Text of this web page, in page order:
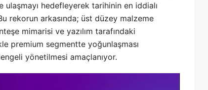
hedefleyerek tarihinin en iddialı
rekorun arkasında; üst düzey malzeme
mimarisi ve yazılım tarafındaki
premium segmentte yoğunlaşması
yönetilmesi amaçlanıyor.